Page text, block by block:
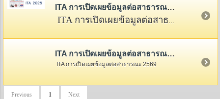
ITA การเปิดเผยข้อมูลต่อสาธารณะ 2568
ITA การเปิดเผยข้อมูลต่อสาธารณะ 2569
ITA การเปิดเผยข้อมูลต่อสาธารณะ 2569
Previous 1 Next